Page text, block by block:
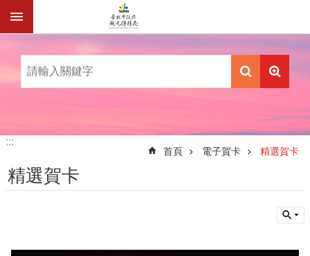
跳到主要內容區塊
:::
:::
首頁 電子賀卡 精選賀卡
精選賀卡